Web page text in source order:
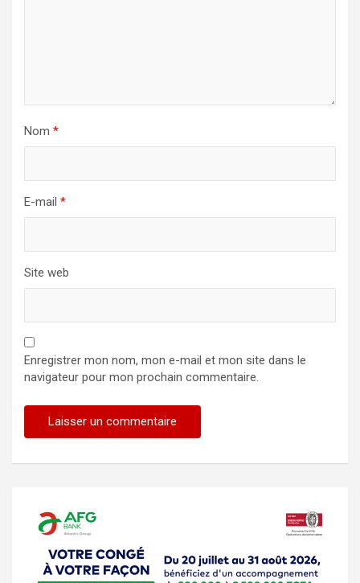
Nom *
E-mail *
Site web
Enregistrer mon nom, mon e-mail et mon site dans le
navigateur pour mon prochain commentaire.